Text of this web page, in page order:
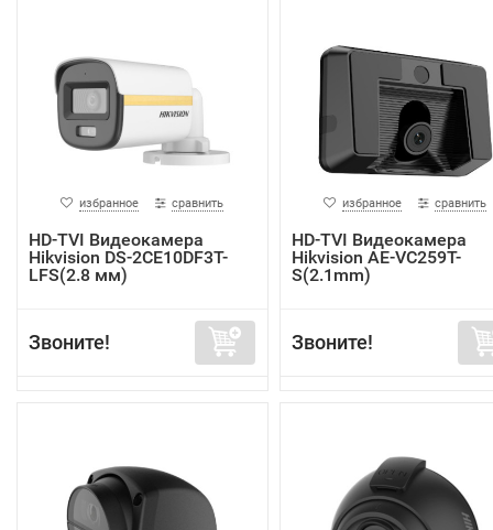
избранное сравнить
HD-TVI Видеокамера
Hikvision DS-2CE10DF3T-
LFS(2.8 мм)
Звоните!
избранное сравнить
HD-TVI Видеокамера
Hikvision AE-VC259T-
S(2.1mm)
Звоните!